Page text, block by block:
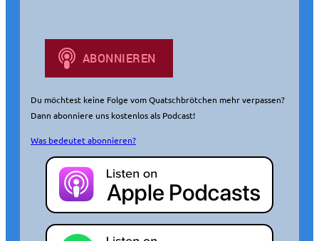
Du möchtest keine Folge vom Quatschbrötchen mehr verpassen?
Dann abonniere uns kostenlos als Podcast!
Was bedeutet abonnieren?